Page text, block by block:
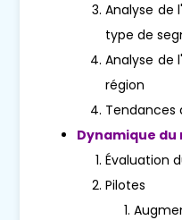
Analyse de
type de
Analyse de
région
Tendances
Dynamique du
Évaluation
Pilotes